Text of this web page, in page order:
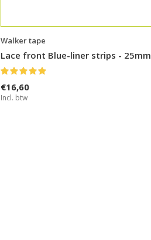
Walker tape
Lace front Blue-liner strips - 25mm
€16,60
Incl. btw